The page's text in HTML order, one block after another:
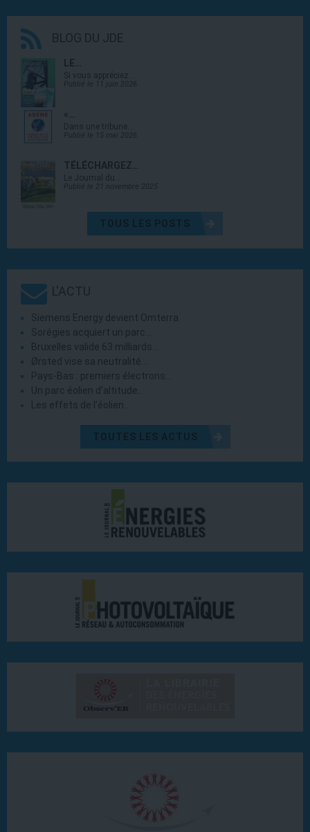
BLOG DU JDE
LE…
Si vous appréciez…
Publié le 11 juin 2026
«…
Dans une tribune…
Publié le 15 mai 2026
TÉLÉCHARGEZ…
Le Journal du…
Publié le 21 novembre 2025
TOUS LES POSTS
L'ACTU
Siemens Energy devient Omterra
Sorégies acquiert un parc…
Bruxelles valide 63 milliards…
Ørsted vise sa neutralité…
Pays-Bas : premiers électrons…
Un parc éolien d’altitude…
Les effets de l’éolien…
TOUTES LES ACTUS